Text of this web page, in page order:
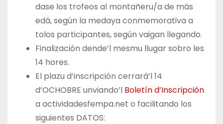
dase los trofeos al montañeru/a de más
edá, según la medaya conmemorativa a
tolos participantes, según vaigan llegando.
Finalización dende’l mesmu llugar sobro les
14 hores.
El plazu d’inscripción cerrará’l 14
d’OCHOBRE unviando’l Boletín d’Inscripción
a actividadesfempa.net o facilitando los
siguientes DATOS: